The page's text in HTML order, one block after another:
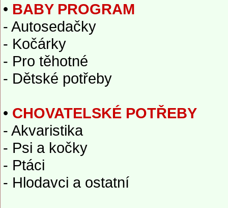
• BABY PROGRAM
- Autosedačky
- Kočárky
- Pro těhotné
- Dětské potřeby
• CHOVATELSKÉ POTŘEBY
- Akvaristika
- Psi a kočky
- Ptáci
- Hlodavci a ostatní